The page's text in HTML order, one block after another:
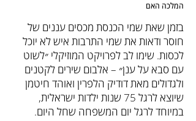
המלכה האם
בזמן שאת שמי הכנסת מכסים עננים של
חוסר ודאות את שמי התרבות איש לא יוכל
לכסות. שימו לב לפרויקט המוזיקלי ״לשוט
עם סבא על ענן״ – אלבום שירים לקטנים
ולגדולים מאת דודיק הלפרין ואוהד חיטמן
שיוצא לרגל 75 שנות ילדות ישראלית,
במיוחד לרגל יום המשפחה שחל היום.